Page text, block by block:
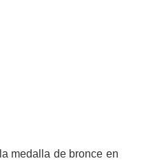
medalla de bronce en